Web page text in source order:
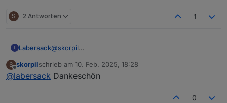
S 2 Antworten 1
L Labersack@skorpil
S
Offline
skorpilschrieb am 10. Feb. 2025, 18:28
zuletzt editiert von
@labersack Dankeschön
0